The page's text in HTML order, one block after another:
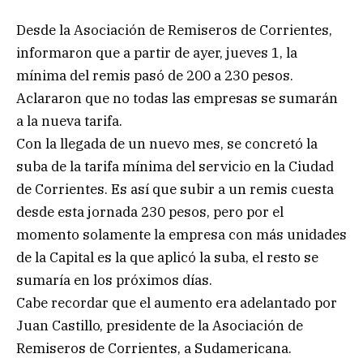
Desde la Asociación de Remiseros de Corrientes,
informaron que a partir de ayer, jueves 1, la
mínima del remis pasó de 200 a 230 pesos.
Aclararon que no todas las empresas se sumarán
a la nueva tarifa.
Con la llegada de un nuevo mes, se concretó la
suba de la tarifa mínima del servicio en la Ciudad
de Corrientes. Es así que subir a un remis cuesta
desde esta jornada 230 pesos, pero por el
momento solamente la empresa con más unidades
de la Capital es la que aplicó la suba, el resto se
sumaría en los próximos días.
Cabe recordar que el aumento era adelantado por
Juan Castillo, presidente de la Asociación de
Remiseros de Corrientes, a Sudamericana.